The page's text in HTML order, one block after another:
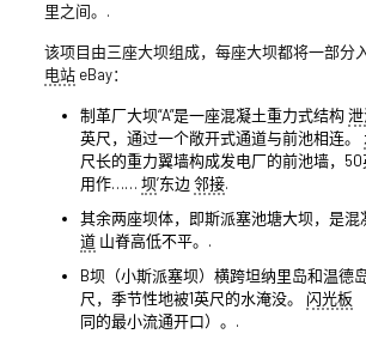
里之间。.
该项目由三座大坝组成，每座大坝都将一部
电站eBay：
制革厂大坝“A”是一座混凝土重力式结构
英尺，通过一个敞开式通道与前池相连。
尺长的重力翼墙构成发电厂的前池墙，
用作…… 坝’东边 邻接.
其余两座坝体，即斯派塞池塘大坝，是混
道山脊高低不平。.
B坝（小斯派塞坝）横跨坦纳里岛和温德
尺，季节性地被1英尺的水淹没。 闪光板
同的最小流通开口）。.